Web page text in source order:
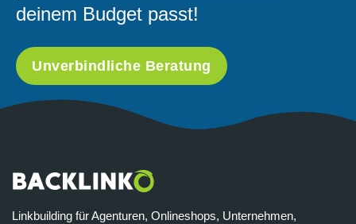
deinem Budget passt!
Unverbindliche Beratung
Linkbuilding für Agenturen, Onlineshops, Unternehmen,